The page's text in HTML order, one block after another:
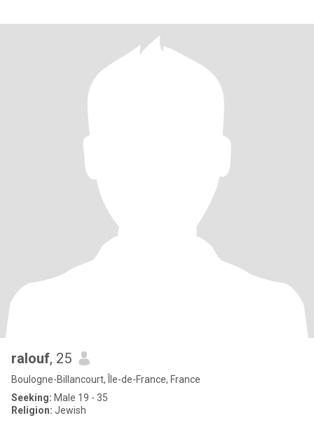
ralouf, 25
Boulogne-Billancourt, Île-de-France, France
Seeking: Male 19 - 35
Religion: Jewish